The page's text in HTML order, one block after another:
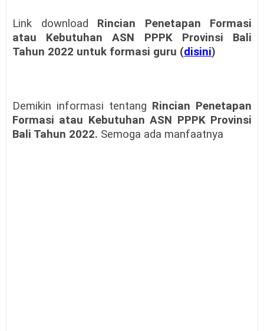
Link download Rincian Penetapan Formasi
atau Kebutuhan ASN PPPK Provinsi Bali
Tahun 2022 untuk formasi guru (disini)
Demikin informasi tentang Rincian Penetapan
Formasi atau Kebutuhan ASN PPPK Provinsi
Bali Tahun 2022. Semoga ada manfaatnya